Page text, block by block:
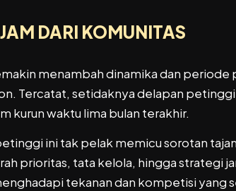
DARI KOMUNITAS
menambah dinamika dan
Tercatat, setidaknya delapan
kurun waktu lima bulan terakhir.
ini tak pelak memicu sorotan
prioritas, tata kelola, hingga strategi
tekanan dan kompetisi yang